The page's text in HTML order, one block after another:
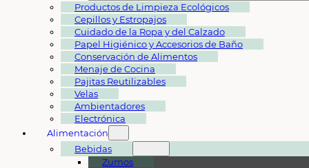
Productos de Limpieza Ecológicos
Cepillos y Estropajos
Cuidado de la Ropa y del Calzado
Papel Higiénico y Accesorios de Baño
Conservación de Alimentos
Menaje de Cocina
Pajitas Reutilizables
Velas
Ambientadores
Electrónica
Alimentación
Bebidas
Zumos